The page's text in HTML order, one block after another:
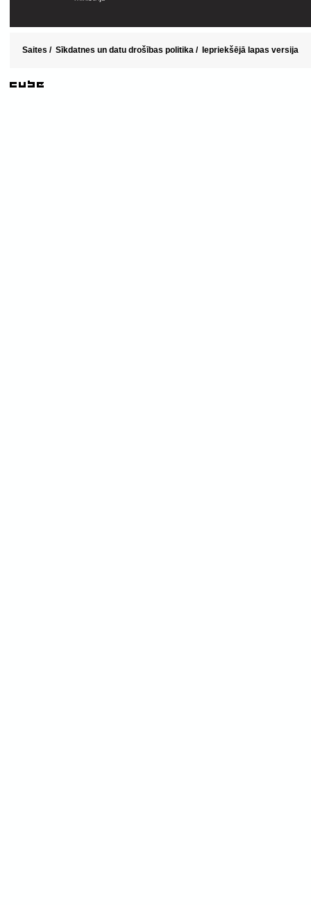
Saites / Sīkdatnes un datu drošības politika / Iepriekšējā lapas versija